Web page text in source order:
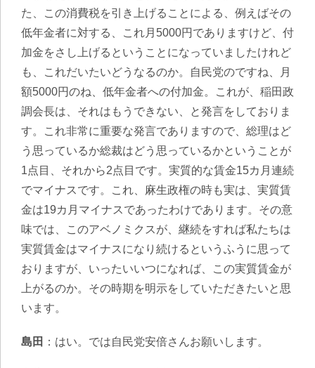
た、この消費税を引き上げることによる、例えばその
低年金者に対する、これ月5000円でありますけど、付
加金をさし上げるということになっていましたけれど
も、これだいたいどうなるのか。自民党のですね、月
額5000円のね、低年金者への付加金。これが、稲田政
調会長は、それはもうできない、と発言をしておりま
す。これ非常に重要な発言でありますので、総理はど
う思っているか総裁はどう思っているかということが
1点目、それから2点目です。実質的な賃金15カ月連続
でマイナスです。これ、麻生政権の時も実は、実質賃
金は19カ月マイナスであったわけであります。その意
味では、このアベノミクスが、継続をすれば私たちは
実質賃金はマイナスになり続けるというふうに思って
おりますが、いったいいつになれば、この実質賃金が
上がるのか。その時期を明示をしていただきたいと思
います。
島田 ：はい。では自民党安倍さんお願いします。